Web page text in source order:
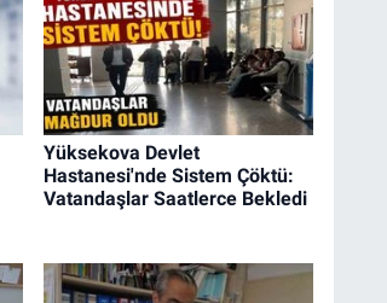
Yüksekova Devlet
Hastanesi'nde Sistem Çöktü:
Vatandaşlar Saatlerce Bekledi